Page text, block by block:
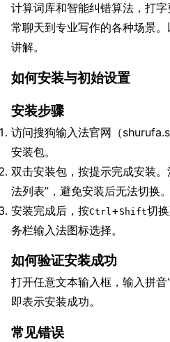
计算词库和智能纠错算法，打
常聊天到专业写作的各种场景
讲解。
如何安装与初始设置
安装步骤
访问搜狗输入法官网（
安装包。
双击安装包，按提示完成安装
法列表”，避免安装后无法切换。
安装完成后，按Ctrl + Shift切
务栏输入法图标选择。
如何验证安装成功
打开任意文本输入框，输入拼音
即表示安装成功。
常见错误